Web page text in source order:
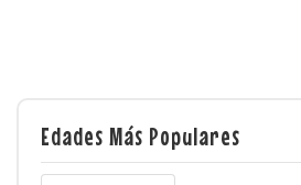
Edades Más Populares